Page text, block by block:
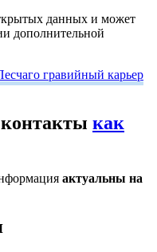
данных и может
дополнительной
гравийный карьер
как
актуальны на